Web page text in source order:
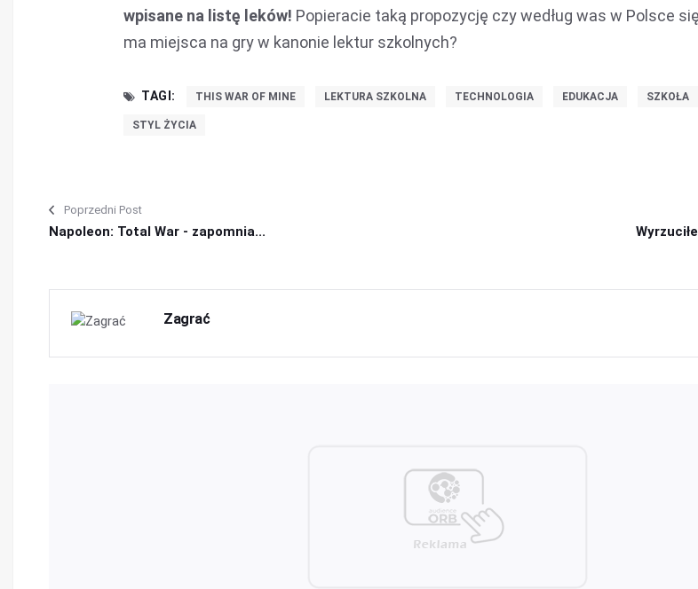
wpisane na listę leków! Popieracie taką propozycję czy według was w Polsce
ma miejsca na gry w kanonie lektur szkolnych?
TAGI: THIS WAR OF MINE LEKTURA SZKOLNA TECHNOLOGIA EDUKACJA SZKOŁA
STYL ŻYCIA
Poprzedni Post
Napoleon: Total War - zapomnia...
Zagrać